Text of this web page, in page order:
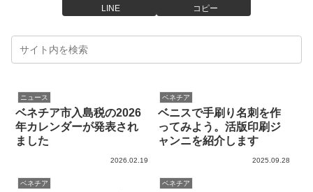
LINE コピー
ニュース
ベネチア市入島税の2026
年カレンダーが発表され
ました
2026.02.19
ベネチア
ベニスで手刷り名刺を作
ってみよう。活版印刷ジ
ャンニを紹介します
2025.09.28
ベネチア ベネチア